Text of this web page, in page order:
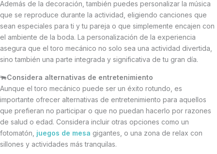
Además de la decoración, también puedes personalizar la música
que se reproduce durante la actividad, eligiendo canciones que
sean especiales para ti y tu pareja o que simplemente encajen con
el ambiente de la boda. La personalización de la experiencia
asegura que el toro mecánico no solo sea una actividad divertida,
sino también una parte integrada y significativa de tu gran día.
🐃Considera alternativas de entretenimiento
Aunque el toro mecánico puede ser un éxito rotundo, es
importante ofrecer alternativas de entretenimiento para aquellos
que prefieran no participar o que no puedan hacerlo por razones
de salud o edad. Considera incluir otras opciones como un
fotomatón, juegos de mesa gigantes, o una zona de relax con
sillones y actividades más tranquilas.